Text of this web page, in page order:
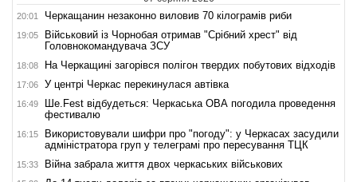
20:01 Черкащанин незаконно виловив 70 кілограмів риби
19:05
Військовий із Чорнобая отримав "Срібний хрест" від
Головнокомандувача ЗСУ
18:08 На Черкащині загорівся полігон твердих побутових відходів
17:06 У центрі Черкас перекинулася автівка
16:49
Ше.Fest відбудеться: Черкаська ОВА погодила проведення
фестивалю
16:15
Використовували шифри про "погоду": у Черкасах засудили
адміністратора груп у телеграмі про пересування ТЦК
15:33 Війна забрала життя двох черкаських військових